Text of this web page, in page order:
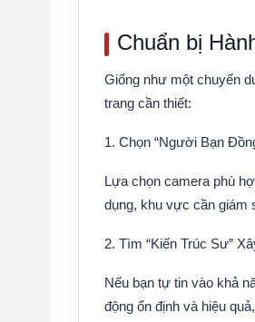
Chuẩn bị
Giống như một chuyến
trang cần thiết:
1. Chọn “Người Bạn
Lựa chọn camera phù
dụng, khu vực cần giám
2. Tìm “Kiến Trúc Sư”
Nếu bạn tự tin vào khả
động ổn định và hiệu